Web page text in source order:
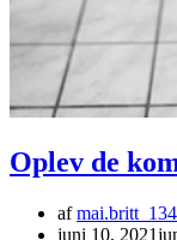
Oplev de
afmai.britt_134
juni 10, 2021